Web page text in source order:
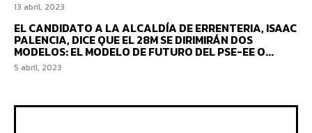
13 abril, 2023
EL CANDIDATO A LA ALCALDÍA DE ERRENTERIA, ISAAC
PALENCIA, DICE QUE EL 28M SE DIRIMIRÁN DOS
MODELOS: EL MODELO DE FUTURO DEL PSE-EE O...
5 abril, 2023